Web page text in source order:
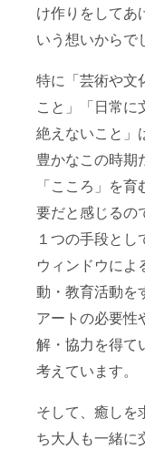
け作りをしてあ
いう想いからで
特に「芸術や文
こと」「日常に
絶えないこと」
豊かなこの時期
「こころ」を
要だと感じるの
１つの手段とし
ウィンドウによ
動・教育活動を
アートの必要性
解・協力を得て
考えています。
そして、癒しを
ち大人も一緒に